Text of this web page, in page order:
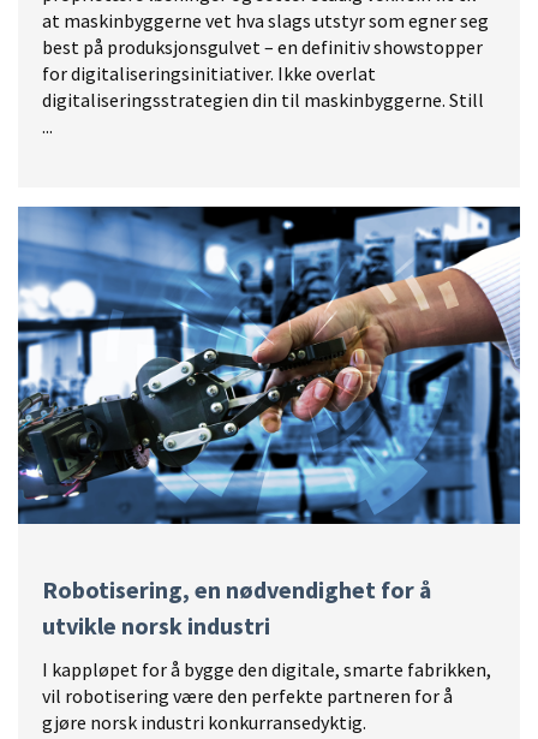
at maskinbyggerne vet hva slags utstyr som egner seg
best på produksjonsgulvet – en definitiv showstopper
for digitaliseringsinitiativer. Ikke overlat
digitaliseringsstrategien din til maskinbyggerne. Still
...
Robotisering, en nødvendighet for å
utvikle norsk industri
I kappløpet for å bygge den digitale, smarte fabrikken,
vil robotisering være den perfekte partneren for å
gjøre norsk industri konkurransedyktig.